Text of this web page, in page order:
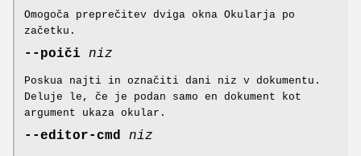
Omogoča preprečitev dviga okna Okularja po
začetku.
--poiči niz
Poskua najti in označiti dani niz v dokumentu.
Deluje le, če je podan samo en dokument kot
argument ukaza okular.
--editor-cmd niz